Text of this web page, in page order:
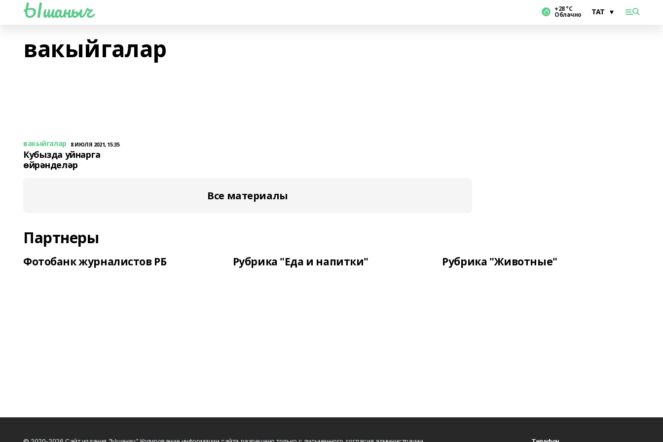
Ышаныч +28 °С
Облачно
вакыйгалар
вакыйгалар 8 ИЮЛЯ 2021, 15:35
Кубызда уйнарга
өйрәнделәр
Все материалы
Партнеры
Фотобанк журналистов РБ Рубрика "Еда и напитки" Рубрика "Животные"